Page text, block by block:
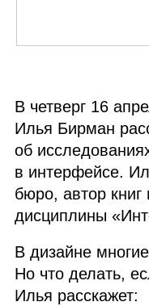
В четверг 16
Илья Бирман
об
в интерфейсе.
бюро, автор книг
дисциплины
В дизайне
Но что делать,
Илья расскажет: